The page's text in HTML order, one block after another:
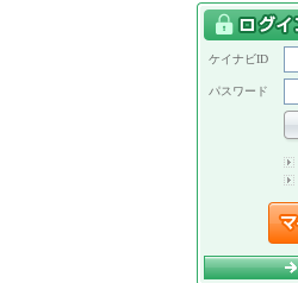
ケイナビID
パスワード